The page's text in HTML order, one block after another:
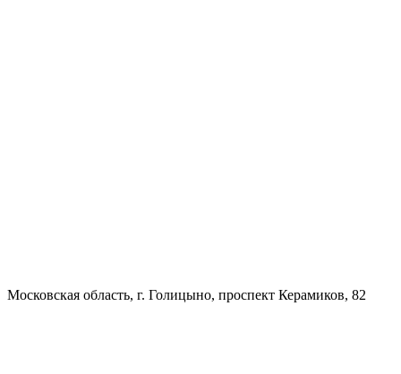
Московская область, г. Голицыно, проспект Керамиков, 82